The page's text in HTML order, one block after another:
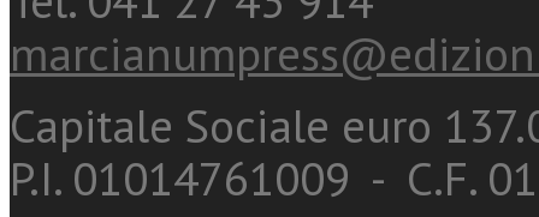
Capitale Sociale euro
P.I. 01014761009 - C.F.